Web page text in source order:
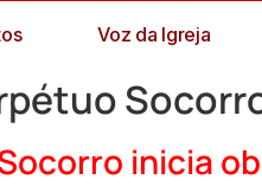
Voz da Igreja
inicia